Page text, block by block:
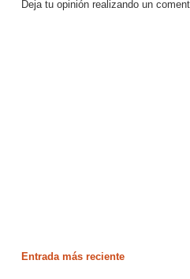
Deja tu opinión realizando un
Entrada más reciente